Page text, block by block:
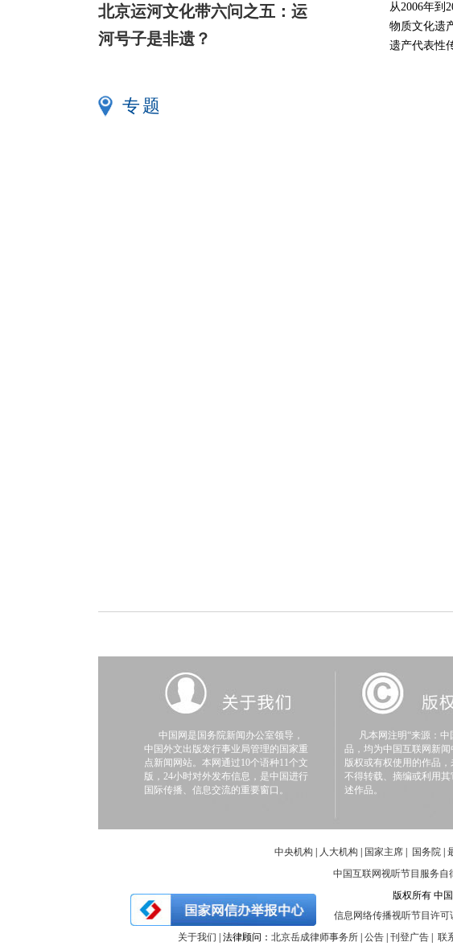
北京运河文化带六问之五：运
河号子是非遗？
从2006年到
物质文化遗
遗产代表性
专题
中国网是国务院新闻办公室领导，
中国外文出版发行事业局管理的国家重
点新闻网站。本网通过10个语种11个文
版，24小时对外发布信息，是中国进行
国际传播、信息交流的重要窗口。
凡本网注明“来源：中
品，均为中国互联网新闻
版权或有权使用的作品
不得转载、摘编或利用其
述作品。
中央机构 人大机构 国家主席 国务院
中国互联网视听节目服务自
版权所有 中
信息网络传播视听节目许可
关于我们 | 法律顾问： 北京岳成律师事务所| 公告| 刊登广告| 联